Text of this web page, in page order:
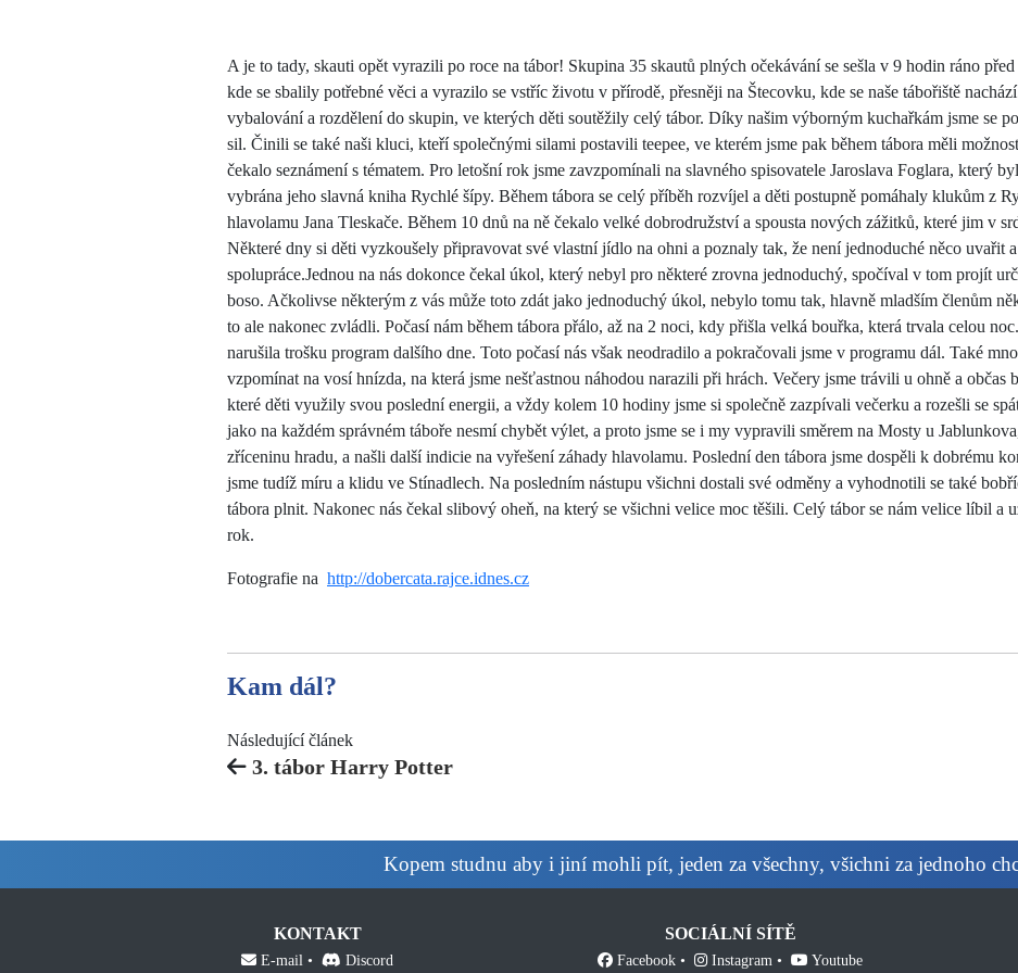
A je to tady, skauti opět vyrazili po roce na tábor! Skupina 35 skautů plných očekávání se sešla v 9 hodin ráno
kde se sbalily potřebné věci a vyrazilo se vstříc životu v přírodě, přesněji na Štecovku, kde se naše tábořiště
vybalování a rozdělení do skupin, ve kterých děti soutěžily celý tábor. Díky našim výborným kuchařkám jsme se
sil. Činili se také naši kluci, kteří společnými silami postavili teepee, ve kterém jsme pak během tábora měli
čekalo seznámení s tématem. Pro letošní rok jsme zavzpomínali na slavného spisovatele Jaroslava Foglara, který
vybrána jeho slavná kniha Rychlé šípy. Během tábora se celý příběh rozvíjel a děti postupně pomáhaly klukům z
hlavolamu Jana Tleskače. Během 10 dnů na ně čekalo velké dobrodružství a spousta nových zážitků, které jim v
Některé dny si děti vyzkoušely připravovat své vlastní jídlo na ohni a poznaly tak, že není jednoduché něco uvařit
spolupráce.Jednou na nás dokonce čekal úkol, který nebyl pro některé zrovna jednoduchý, spočíval v tom projít
boso. Ačkolivse některým z vás může toto zdát jako jednoduchý úkol, nebylo tomu tak, hlavně mladším členům
to ale nakonec zvládli. Počasí nám během tábora přálo, až na 2 noci, kdy přišla velká bouřka, která trvala celou
narušila trošku program dalšího dne. Toto počasí nás však neodradilo a pokračovali jsme v programu dál. Také
vzpomínat na vosí hnízda, na která jsme nešťastnou náhodou narazili při hrách. Večery jsme trávili u ohně a občas
které děti využily svou poslední energii, a vždy kolem 10 hodiny jsme si společně zazpívali večerku a rozešli se
jako na každém správném táboře nesmí chybět výlet, a proto jsme se i my vypravili směrem na Mosty u
zříceninu hradu, a našli další indicie na vyřešení záhady hlavolamu. Poslední den tábora jsme dospěli k dobrému
jsme tudíž míru a klidu ve Stínadlech. Na posledním nástupu všichni dostali své odměny a vyhodnotili se také
tábora plnit. Nakonec nás čekal slibový oheň, na který se všichni velice moc těšili. Celý tábor se nám velice líbil a
rok.
Fotografie na http://dobercata.rajce.idnes.cz
Kam dál?
Následující článek
3. tábor Harry Potter
Kopem studnu aby i jiní mohli pít, jeden za všechny, všichni za jednoho
KONTAKT
E-mail Discord
SOCIÁLNÍ SÍTĚ
Facebook Instagram Youtube